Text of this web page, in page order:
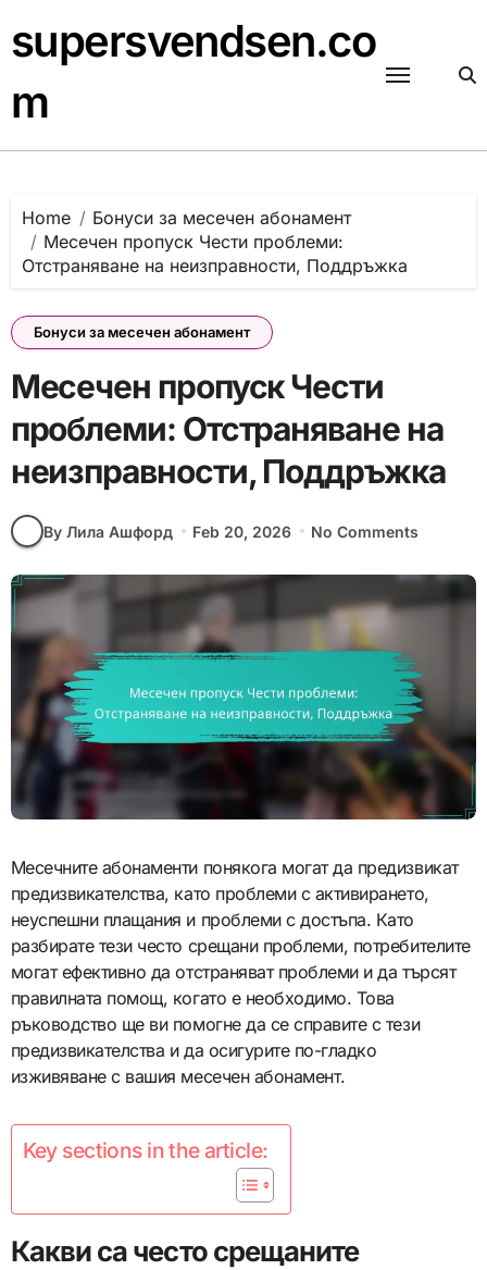
to
content
supersvendsen.co
m
Home
Бонуси за месечен абонамент
Месечен пропуск Чести проблеми:
Отстраняване на неизправности, Поддръжка
Бонуси за месечен абонамент
Месечен пропуск Чести
проблеми: Отстраняване на
неизправности, Поддръжка
By Лила Ашфорд Feb 20, 2026 No Comments
Месечните абонаменти понякога могат да предизвикат
предизвикателства, като проблеми с активирането,
неуспешни плащания и проблеми с достъпа. Като
разбирате тези често срещани проблеми, потребителите
могат ефективно да отстраняват проблеми и да търсят
правилната помощ, когато е необходимо. Това
ръководство ще ви помогне да се справите с тези
предизвикателства и да осигурите по-гладко
изживяване с вашия месечен абонамент.
Key sections in the article:
Какви са често срещаните